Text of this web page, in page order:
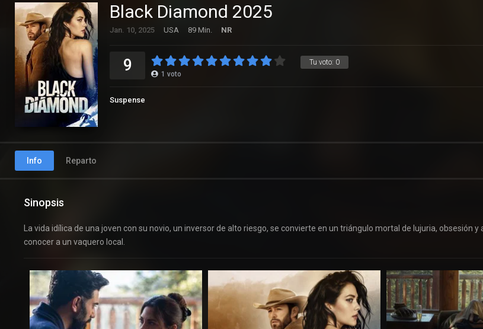
Black Diamond 2025
Jan. 10, 2025 USA 89 Min. NR
Tu voto: 0
9 1 voto
Suspense
Info Reparto
Sinopsis
La vida idílica de una joven con su novio, un inversor de alto riesgo, se convierte en un triángulo mortal de lujuria, obsesión y
conocer a un vaquero local.